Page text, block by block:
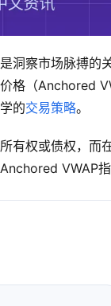
洞察市场脉搏
格（Anchored
的交易策略。
有权或债权，而
VWAP